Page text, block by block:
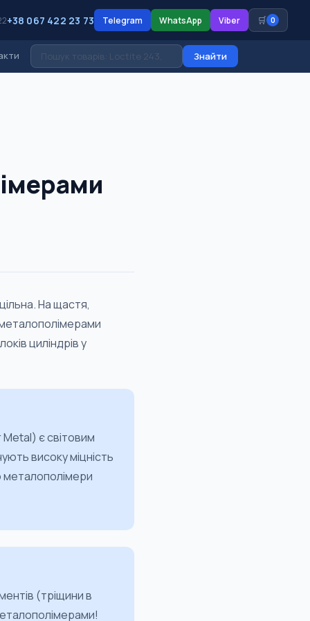
+38 067 422 23 73 Telegram WhatsApp Viber 🛒 0
Знайти
На щастя,
циліндрів у
Metal) є світовим
високу міцність
металополімери
(тріщини в